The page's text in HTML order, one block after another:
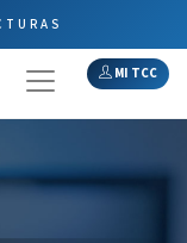
MI TCC